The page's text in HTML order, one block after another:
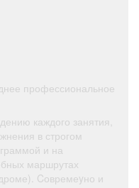
Погода
профессиональное
каждого занятия,
в строгом
и на
маршрутах
Cовремеyно и